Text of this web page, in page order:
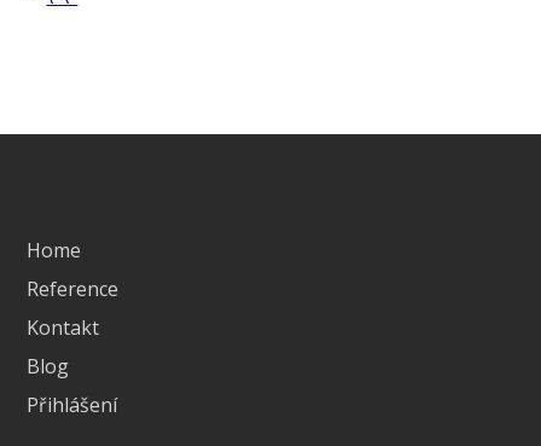
Home
Reference
Kontakt
Blog
Přihlášení